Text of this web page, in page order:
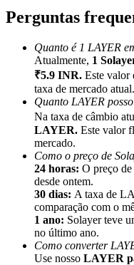
Indicação
Convide um amigo
BTC Welcome Rewards
BTC Welcome
Perguntas
Quanto é 1 LAYER
Atualmente, 1
₹5.9 INR. Este valor
taxa de mercado atual.
Quanto LAYER
Na taxa de câmbio
LAYER. Este valor
mercado.
Como o preço de
24 horas: O preço
desde ontem.
30 dias: A taxa de
comparação com o
1 ano: Solayer teve
no último ano.
Como converter
Use nosso LAYER